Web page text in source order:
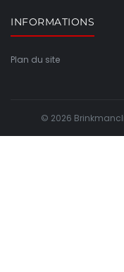
INFORMATIONS
Plan du site
© 2026